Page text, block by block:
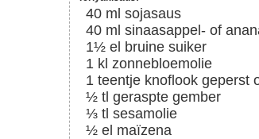
40 ml sojasaus
40 ml sinaasappel- of
1½ el bruine suiker
1 kl zonnebloemolie
1 teentje knoflook geperst
½ tl geraspte gember
⅓ tl sesamolie
½ el maïzena